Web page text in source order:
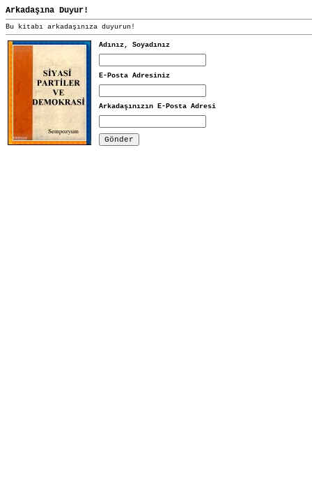
Arkadaşına Duyur!
Bu kitabı arkadaşınıza duyurun!
Adınız, Soyadınız
E-Posta Adresiniz
Arkadaşınızın E-Posta Adresi